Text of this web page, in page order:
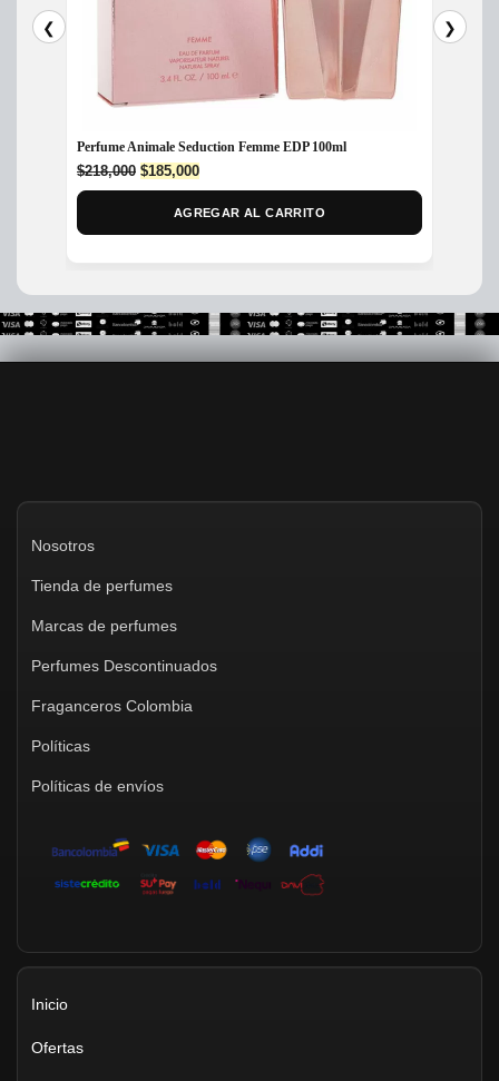
❮
Perfume Animale Seduction Femme EDP 100ml
$218,000 Original
price
$185,000Current
price
is:
AGREGAR AL CARRITO
❯
Nosotros
Tienda de perfumes
Marcas de perfumes
Perfumes Descontinuados
Fraganceros Colombia
Políticas
Políticas de envíos
Inicio
Ofertas